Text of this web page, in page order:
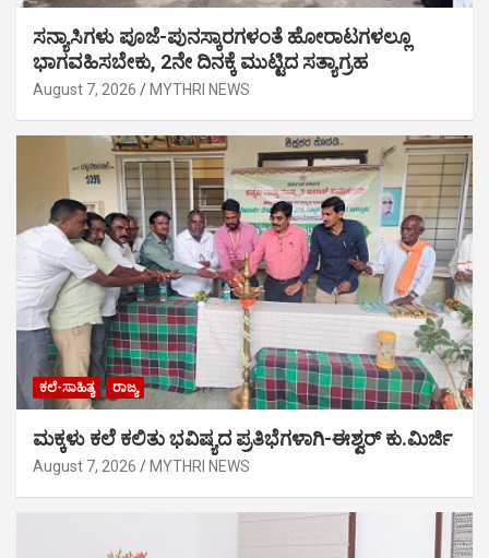
ಸನ್ಯಾಸಿಗಳು ಪೂಜೆ-ಪುನಸ್ಕಾರಗಳಂತೆ ಹೋರಾಟಗಳಲ್ಲೂ
ಭಾಗವಹಿಸಬೇಕು, 2ನೇ ದಿನಕ್ಕೆ ಮುಟ್ಟಿದ ಸತ್ಯಾಗ್ರಹ
August 7, 2026 MYTHRI NEWS
ಕಲೆ-ಸಾಹಿತ್ಯ ರಾಜ್ಯ
ಮಕ್ಕಳು ಕಲೆ ಕಲಿತು ಭವಿಷ್ಯದ ಪ್ರತಿಭೆಗಳಾಗಿ-ಈಶ್ವರ್ ಕು.ಮಿರ್ಜಿ
August 7, 2026 MYTHRI NEWS